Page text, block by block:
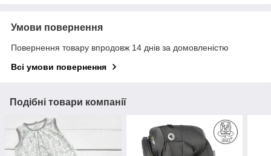
Умови повернення
Повернення товару впродовж 14 днів за домовленістю
Всі умови повернення
Подібні товари компанії